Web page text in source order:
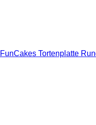
FunCakes Tortenplatte